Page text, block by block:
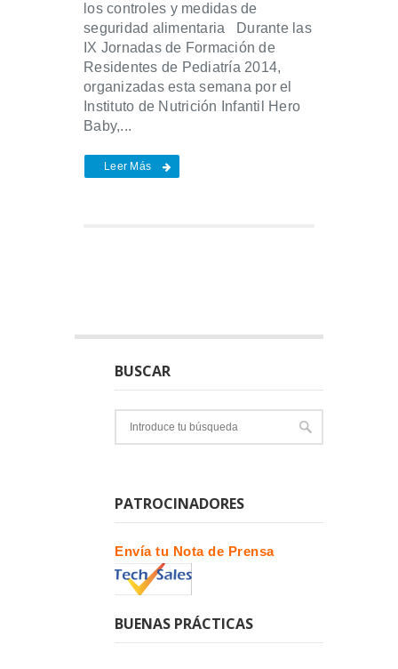
los controles y medidas de
seguridad alimentaria Durante las
IX Jornadas de Formación de
Residentes de Pediatría 2014,
organizadas esta semana por el
Instituto de Nutrición Infantil Hero
Baby,...
Leer Más
BUSCAR
PATROCINADORES
Envía tu Nota de Prensa
BUENAS PRÁCTICAS